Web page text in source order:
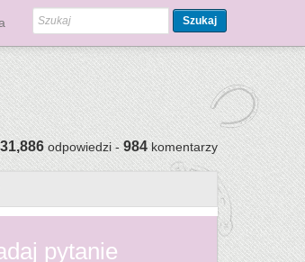
Szukaj
31,886odpowiedzi -984komentarzy
pytanie